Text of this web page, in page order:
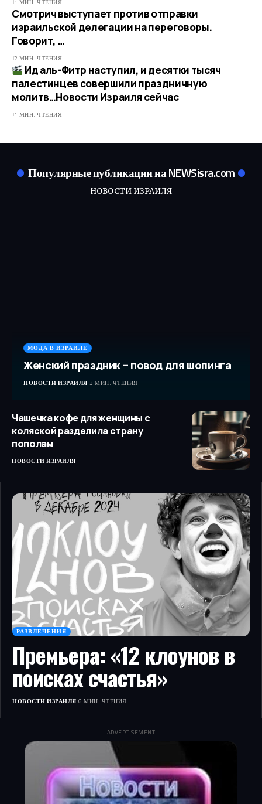
1 МИН. ЧТЕНИЯ
Смотрич выступает против отправки
израильской делегации на переговоры.
Говорит, …​
2 МИН. ЧТЕНИЯ
Ид аль-Фитр наступил, и десятки тысяч
палестинцев совершили праздничную
молитв…​Новости Израиля сейчас
1 МИН. ЧТЕНИЯ
Популярные публикации на NEWSisra.com
НОВОСТИ ИЗРАИЛЯ
МОДА В ИЗРАИЛЕ
Женский праздник – повод для шопинга
НОВОСТИ ИЗРАИЛЯ 3 МИН. ЧТЕНИЯ
Чашечка кофе для женщины с
коляской разделила страну
пополам
НОВОСТИ ИЗРАИЛЯ
РАЗВЛЕЧЕНИЯ
Премьера: «12 клоунов в
поисках счастья»
НОВОСТИ ИЗРАИЛЯ 6 МИН. ЧТЕНИЯ
- ADVERTISEMENT -